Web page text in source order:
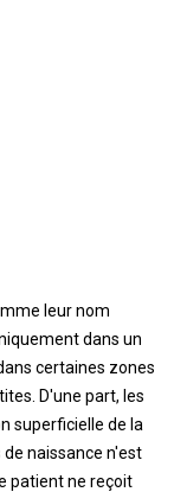
leur nom
dans un
certaines zones
D'une part, les
superficielle de la
naissance n'est
patient ne reçoit